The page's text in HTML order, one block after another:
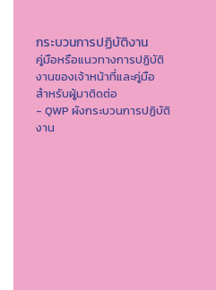
กระบวนการปฏิบัติงาน
คู่มือหรือแนวทางการปฏิบัติ
งานของเจ้าหน้าที่และคู่มือ
สำหรับผู้มาติดต่อ
- QWP ผังกระบวนการปฏิบัติ
งาน